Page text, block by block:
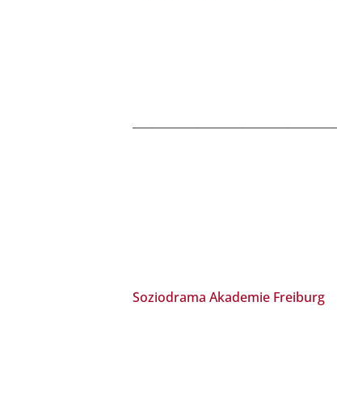
Soziodrama Akademie Freiburg